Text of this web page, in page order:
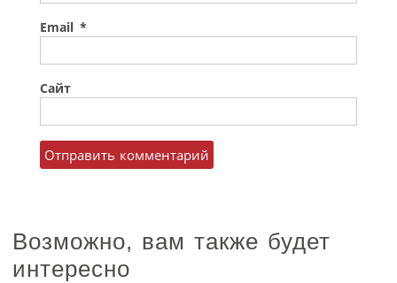
Email *
Сайт
Возможно, вам также будет
интересно